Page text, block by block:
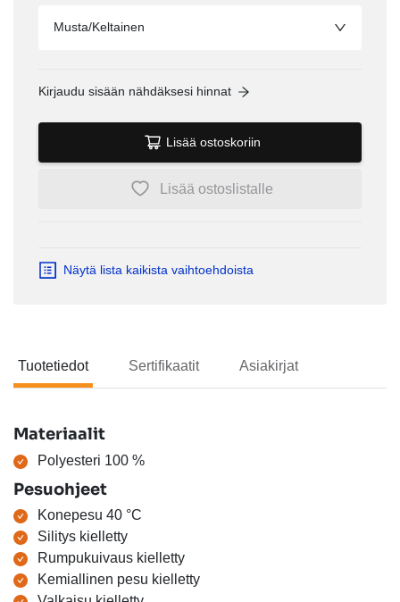
Musta/Keltainen
Kirjaudu sisään nähdäksesi hinnat
Lisää ostoskoriin
Lisää ostoslistalle
Näytä lista kaikista vaihtoehdoista
Tuotetiedot Sertifikaatit Asiakirjat
Tuotetiedot
Materiaalit
Polyesteri 100 %
Pesuohjeet
Konepesu 40 °C
Silitys kielletty
Rumpukuivaus kielletty
Kemiallinen pesu kielletty